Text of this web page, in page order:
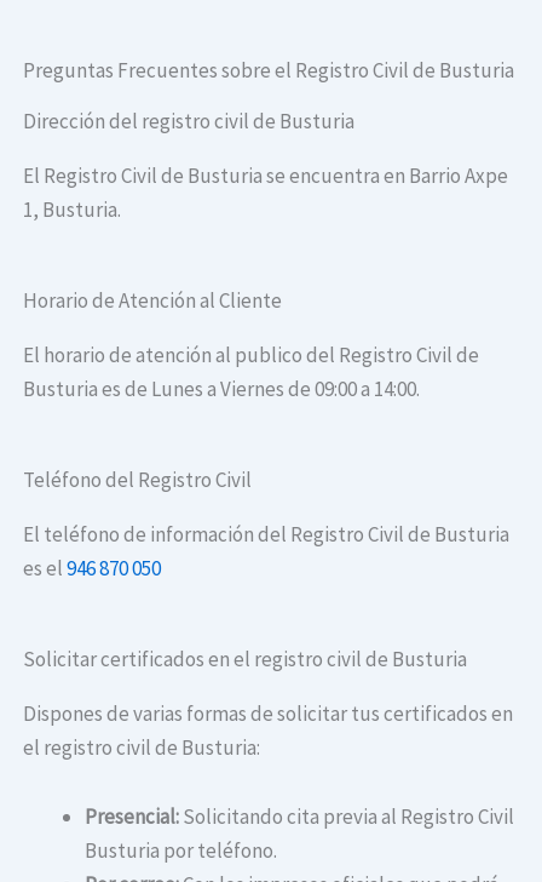
Preguntas Frecuentes sobre el Registro Civil de Busturia
Dirección del registro civil de Busturia
El Registro Civil de Busturia se encuentra en Barrio Axpe
1, Busturia.
Horario de Atención al Cliente
El horario de atención al publico del Registro Civil de
Busturia es de Lunes a Viernes de 09:00 a 14:00.
Teléfono del Registro Civil
El teléfono de información del Registro Civil de Busturia
es el946 870 050
Solicitar certificados en el registro civil de Busturia
Dispones de varias formas de solicitar tus certificados en
el registro civil de Busturia:
Presencial:Solicitando cita previa al Registro Civil
Busturia por teléfono.